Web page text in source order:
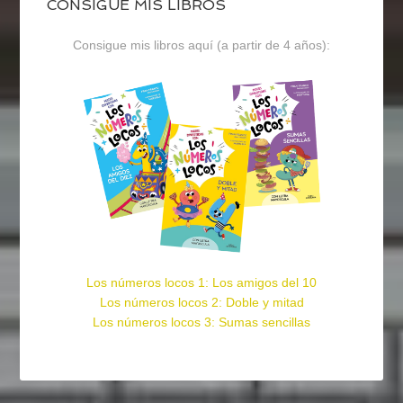
CONSIGUE MIS LIBROS
Consigue mis libros aquí (a partir de 4 años):
Los números locos 1: Los amigos del 10
Los números locos 2: Doble y mitad
Los números locos 3: Sumas sencillas